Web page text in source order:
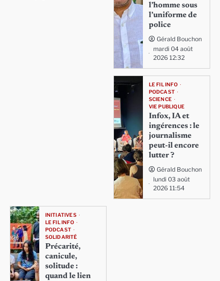
l’homme sous
l’uniforme de
police
Gérald Bouchon
mardi 04 août
2026 12:32
LE FIL INFO
PODCAST
SCIENCE
VIE PUBLIQUE
Infox, IA et
ingérences : le
journalisme
peut-il encore
lutter ?
Gérald Bouchon
lundi 03 août
2026 11:54
INITIATIVES
LE FIL INFO
PODCAST
SOLIDARITÉ
Précarité,
canicule,
solitude :
quand le lien